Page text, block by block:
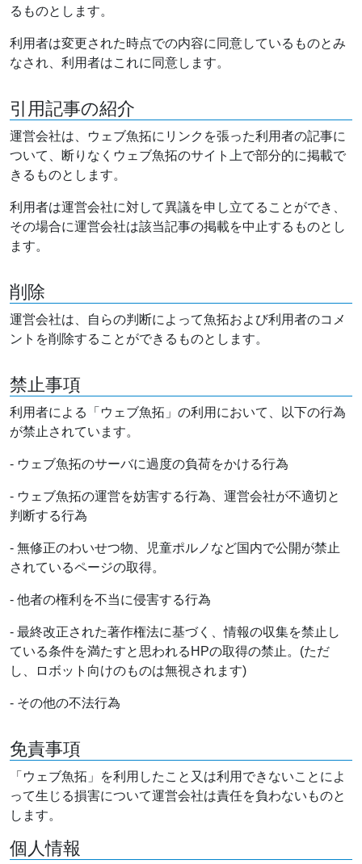
るものとします。
利用者は変更された時点での内容に同意しているものとみ
なされ、利用者はこれに同意します。
引用記事の紹介
運営会社は、ウェブ魚拓にリンクを張った利用者の記事に
ついて、断りなくウェブ魚拓のサイト上で部分的に掲載で
きるものとします。
利用者は運営会社に対して異議を申し立てることができ、
その場合に運営会社は該当記事の掲載を中止するものとし
ます。
削除
運営会社は、自らの判断によって魚拓および利用者のコメ
ントを削除することができるものとします。
禁止事項
利用者による「ウェブ魚拓」の利用において、以下の行為
が禁止されています。
- ウェブ魚拓のサーバに過度の負荷をかける行為
- ウェブ魚拓の運営を妨害する行為、運営会社が不適切と
判断する行為
- 無修正のわいせつ物、児童ポルノなど国内で公開が禁止
されているページの取得。
- 他者の権利を不当に侵害する行為
- 最終改正された著作権法に基づく、情報の収集を禁止し
ている条件を満たすと思われるHPの取得の禁止。(ただ
し、ロボット向けのものは無視されます)
- その他の不法行為
免責事項
「ウェブ魚拓」を利用したこと又は利用できないことによ
って生じる損害について運営会社は責任を負わないものと
します。
個人情報